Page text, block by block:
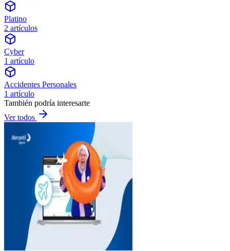
Platino
2 artículos
Cyber
1 artículo
Accidentes Personales
1 artículo
También podría interesarte
Ver todos